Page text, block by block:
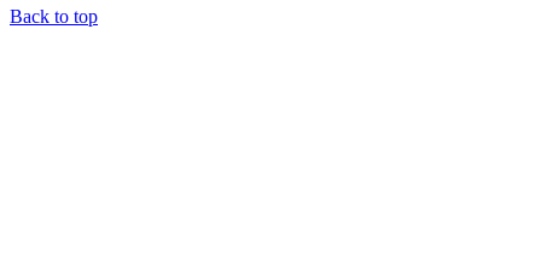
Back to top